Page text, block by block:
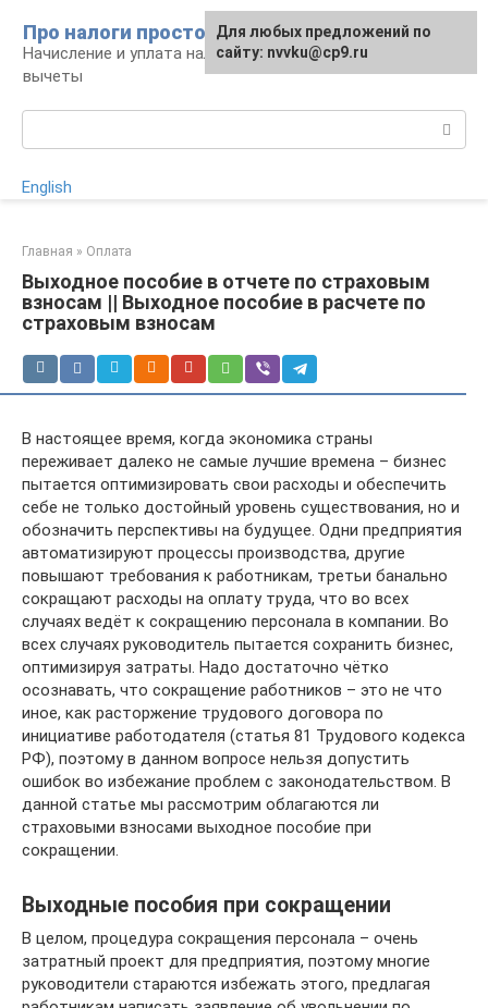
контенту
Про налоги просто
Начисление и уплата налогов, налоговые
вычеты
English
Главная » Оплата
Выходное пособие в отчете по страховым
взносам || Выходное пособие в расчете по
страховым взносам
В настоящее время, когда экономика страны
переживает далеко не самые лучшие времена – бизнес
пытается оптимизировать свои расходы и обеспечить
себе не только достойный уровень существования, но и
обозначить перспективы на будущее. Одни предприятия
автоматизируют процессы производства, другие
повышают требования к работникам, третьи банально
сокращают расходы на оплату труда, что во всех
случаях ведёт к сокращению персонала в компании. Во
всех случаях руководитель пытается сохранить бизнес,
оптимизируя затраты. Надо достаточно чётко
осознавать, что сокращение работников – это не что
иное, как расторжение трудового договора по
инициативе работодателя (статья 81 Трудового кодекса
РФ), поэтому в данном вопросе нельзя допустить
ошибок во избежание проблем с законодательством. В
данной статье мы рассмотрим облагаются ли
страховыми взносами выходное пособие при
сокращении.
Выходные пособия при сокращении
В целом, процедура сокращения персонала – очень
затратный проект для предприятия, поэтому многие
руководители стараются избежать этого, предлагая
Для любых предложений по
сайту: nvvku@cp9.ru